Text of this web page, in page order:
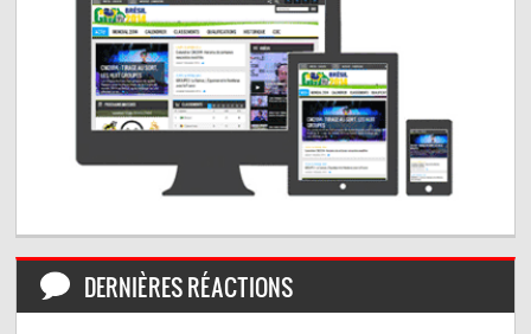
DERNIÈRES RÉACTIONS